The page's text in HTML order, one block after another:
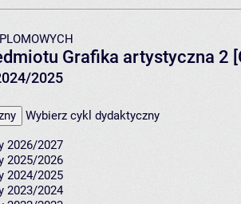
Grafika artystyczna 2
2025
Wybierz cykl dydaktyczny
2026/2027
2025/2026
2024/2025
2023/2024